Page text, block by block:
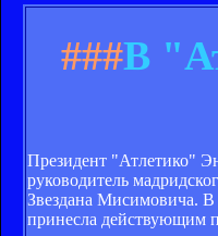
###В
Президент "Атлетико"
руководитель
Звездана Мисимовича.
принесла действующим